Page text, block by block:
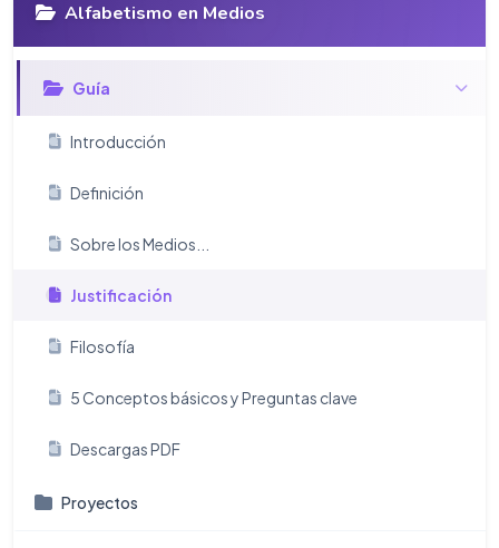
Alfabetismo en Medios
Guí­a
Introducción
Definición
Sobre los Medios...
Justificación
Filosofía
5 Conceptos básicos y Preguntas clave
Descargas PDF
Proyectos